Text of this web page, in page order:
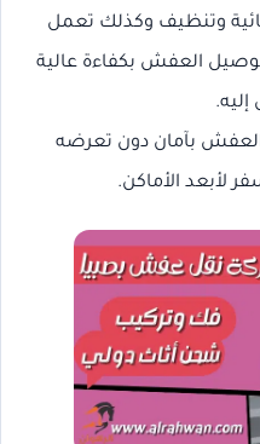
وتنظيف وكذلك تعمل
العفش بكفاءة عالية
بآمان دون تعرضه
لأبعد الأماكن.